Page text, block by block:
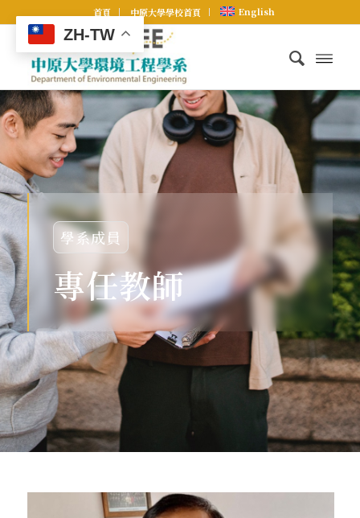
首頁 中原大學學校首頁 English
學系成員
專任教師
ZH-TW